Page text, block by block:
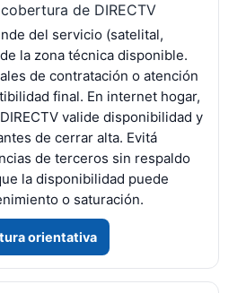
de DIRECTV
del servicio (satelital,
la zona técnica disponible.
de contratación o atención
final. En internet hogar,
valide disponibilidad y
de cerrar alta. Evitá
de terceros sin respaldo
la disponibilidad puede
o saturación.
orientativa